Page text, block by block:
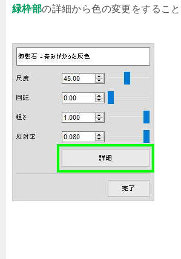
緑枠部の詳細から色の変更をすること